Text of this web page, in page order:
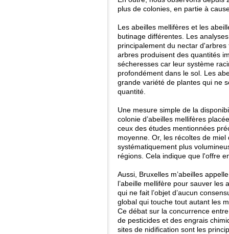
plus de colonies, en partie à
Les abeilles mellifères et les
butinage différentes. Les
principalement du nectar
arbres produisent des quantités
sécheresses car leur système
profondément dans le sol. Les
grande variété de plantes qui ne
quantité.
Une mesure simple de la
colonie d’abeilles mellifères
ceux des études mentionnées
moyenne. Or, les récoltes de
systématiquement plus
régions. Cela indique que l'offre
Aussi, Bruxelles m’abeilles
l’abeille mellifère pour sauver les
qui ne fait l’objet d’aucun
global qui touche tout autant les
Ce débat sur la concurrence
de pesticides et des engrais
sites de nidification sont les